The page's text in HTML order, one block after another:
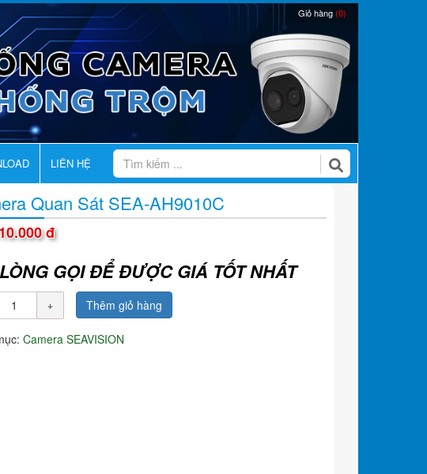
Giỏ hàng(0)
LIÊN HỆ
Quan Sát SEA-AH9010C
đ
GỌI ĐỂ ĐƯỢC GIÁ TỐT NHẤT
Thêm giỏ hàng
Camera SEAVISION